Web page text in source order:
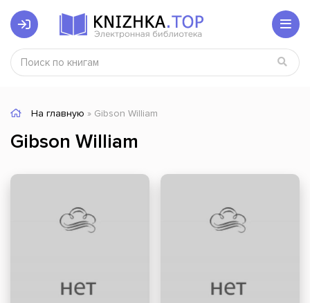
На главную » Gibson William
Gibson William